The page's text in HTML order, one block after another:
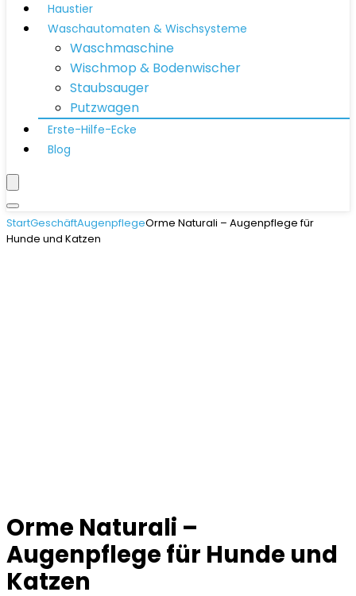
Haustier
Waschautomaten & Wischsysteme
Waschmaschine
Wischmop & Bodenwischer
Staubsauger
Putzwagen
Erste-Hilfe-Ecke
Blog
StartGeschäftAugenpflegeOrme Naturali – Augenpflege für
Hunde und Katzen
Orme Naturali –
Augenpflege für Hunde und
Katzen